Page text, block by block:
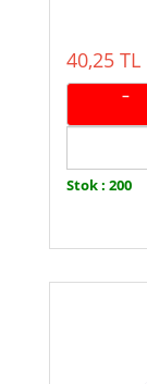
40,25 TL
−
Stok : 200